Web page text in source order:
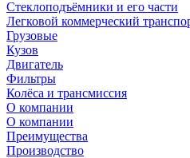
Стеклоподъёмники и его части
Легковой коммерческий
Грузовые
Кузов
Двигатель
Фильтры
Колёса и трансмиссия
О компании
О компании
Преимущества
Производство